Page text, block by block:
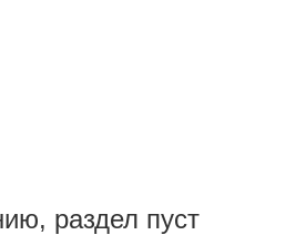
раздел пуст